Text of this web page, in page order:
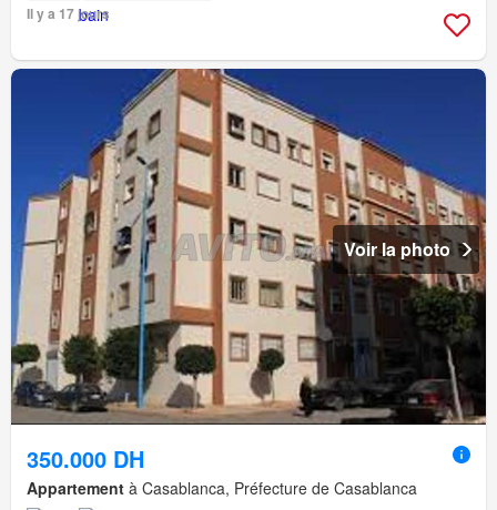
Il y a 17 jours
Voir la photo
350.000 DH
Appartement à Casablanca, Préfecture de Casablanca